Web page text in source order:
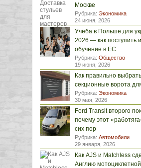
Москве
Рубрика: Экономика
24 июня, 2026
Учёба в Польше для
2026 — как поступить
обучение в ЕС
Рубрика: Общество
19 июня, 2026
Как правильно
секционные ворота
Рубрика: Экономика
30 мая, 2026
Ford Transit второго
почему этот
сих пор
Рубрика: Автомобили
29 января, 2026
Как AJS и Matchless
Англию